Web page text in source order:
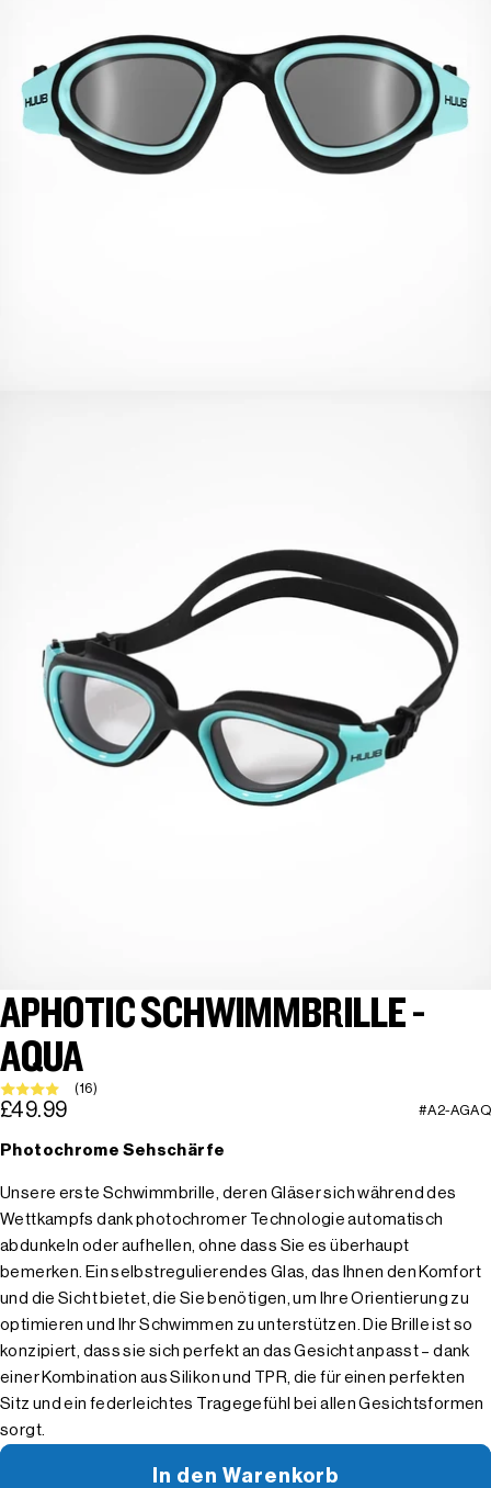
APHOTIC SCHWIMMBRILLE -
AQUA
(16)
£49.99 #A2-AGAQ
Photochrome Sehschärfe
Unsere erste Schwimmbrille, deren Gläser sich während des
Wettkampfs dank photochromer Technologie automatisch
abdunkeln oder aufhellen, ohne dass Sie es überhaupt
bemerken. Ein selbstregulierendes Glas, das Ihnen den Komfort
und die Sicht bietet, die Sie benötigen, um Ihre Orientierung zu
optimieren und Ihr Schwimmen zu unterstützen. Die Brille ist so
konzipiert, dass sie sich perfekt an das Gesicht anpasst – dank
einer Kombination aus Silikon und TPR, die für einen perfekten
Sitz und ein federleichtes Tragegefühl bei allen Gesichtsformen
sorgt.
In den Warenkorb